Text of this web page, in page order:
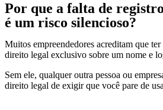
Por que a falta de registro
é um risco silencioso?
Muitos empreendedores acreditam que
direito legal exclusivo sobre um nome e
Sem ele, qualquer outra pessoa ou
direito legal de exigir que você pare de